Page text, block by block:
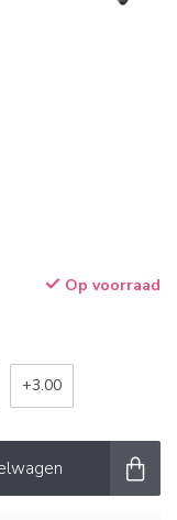
Op voorraad
+3.00